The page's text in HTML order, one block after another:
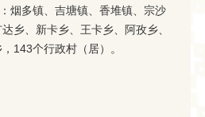
烟多镇、吉塘镇、香堆镇、宗沙
乡、新卡乡、王卡乡、阿孜乡、
143个行政村（居）。